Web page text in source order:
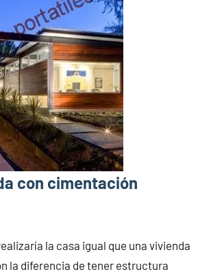
con cimentación
la casa igual que una vivienda
la diferencia de tener estructura